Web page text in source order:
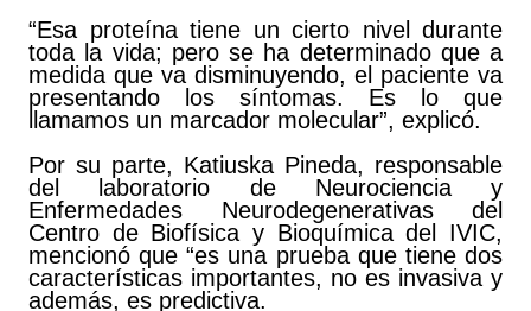
“Esa proteína tiene un cierto nivel durante
toda la vida; pero se ha determinado que a
medida que va disminuyendo, el paciente va
presentando los síntomas. Es lo que
llamamos un marcador molecular”, explicó.
Por su parte, Katiuska Pineda, responsable
del laboratorio de Neurociencia y
Enfermedades Neurodegenerativas del
Centro de Biofísica y Bioquímica del IVIC,
mencionó que “es una prueba que tiene dos
características importantes, no es invasiva y
además, es predictiva.